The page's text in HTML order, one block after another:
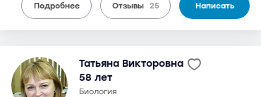
Подробнее Отзывы 25 Написать
Татьяна Викторовна
58 лет
биология